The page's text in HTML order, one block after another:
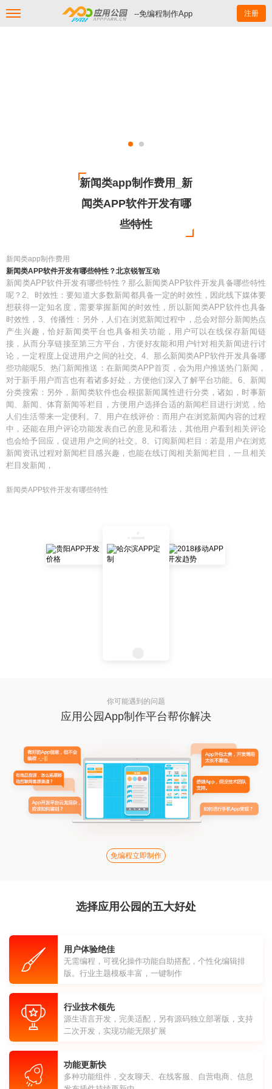
--免编程制作App 注册
新闻类app制作费用_新
闻类APP软件开发有哪
些特性
新闻类app制作费用
新闻类APP软件开发有哪些特性？北京锐智互动
新闻类APP软件开发有哪些特性？那么新闻类APP软件开发具备哪些特性
呢？2、时效性：要知道大多数新闻都具备一定的时效性，因此线下媒体要
想获得一定知名度，需要掌握新闻的时效性，所以新闻类APP软件也具备
时效性，3、传播性：另外，人们在浏览新闻过程中，总会对部分新闻热点
产生兴趣，恰好新闻类平台也具备相关功能，用户可以在线保存新闻链
接，从而分享链接至第三方平台，方便好友能和用户针对相关新闻进行讨
论，一定程度上促进用户之间的社交。4、那么新闻类APP软件开发具备哪
些功能呢5、热门新闻推送：在新闻类APP首页，会为用户推送热门新闻，
对于新手用户而言也有着诸多好处，方便他们深入了解平台功能。6、新闻
分类搜索：另外，新闻类软件也会根据新闻属性进行分类，诸如，时事新
闻、新闻、体育新闻等栏目，方便用户选择合适的新闻栏目进行浏览，给
人们生活带来一定便利。7、用户在线评价：而用户在浏览新闻内容的过程
中，还能在用户评论功能发表自己的意见和看法，其他用户看到相关评论
也会给予回应，促进用户之间的社交。8、订阅新闻栏目：若是用户在浏览
新闻资讯过程对新闻栏目感兴趣，也能在线订阅相关新闻栏目，一旦相关
栏目发新闻，
新闻类APP软件开发有哪些特性
你可能遇到的问题
应用公园App制作平台帮你解决
免编程立即制作
选择应用公园的五大好处
用户体验绝佳
无需编程，可视化操作功能自助搭配，个性化编辑排
版。行业主题模板丰富，一键制作
行业技术领先
源生语言开发，完美适配，另有源码独立部署版，支持
二次开发，实现功能无限扩展
功能更新快
多种功能组件，交友聊天、在线客服、自营电商、信息